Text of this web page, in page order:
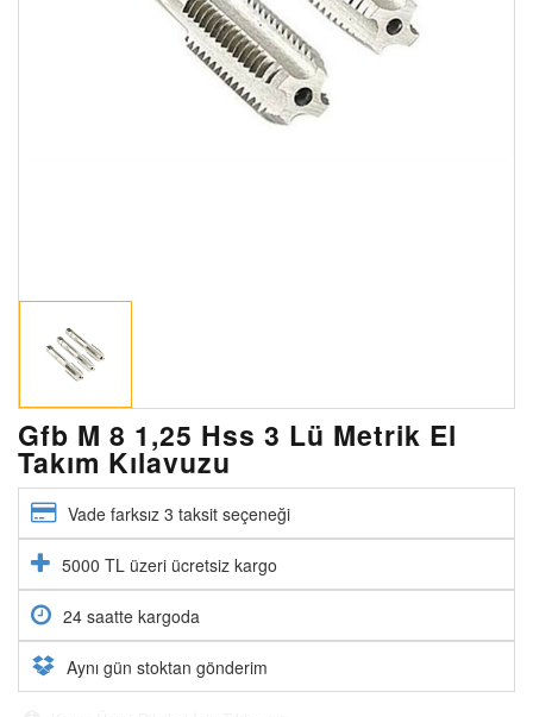
Gfb M 8 1,25 Hss 3 Lü Metrik El
Takım Kılavuzu
Vade farksız 3 taksit seçeneği
5000 TL üzeri ücretsiz kargo
24 saatte kargoda
Aynı gün stoktan gönderim